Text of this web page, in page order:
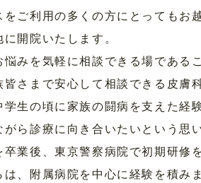
をご利用の多くの方にとってもお
開院いたします。
悩みを気軽に相談できる場である
さまで安心して相談できる皮膚
学生の頃に家族の闘病を支えた経
ら診療に向き合いたいという思
卒業後、東京警察病院で初期研修
、附属病院を中心に経験を積み